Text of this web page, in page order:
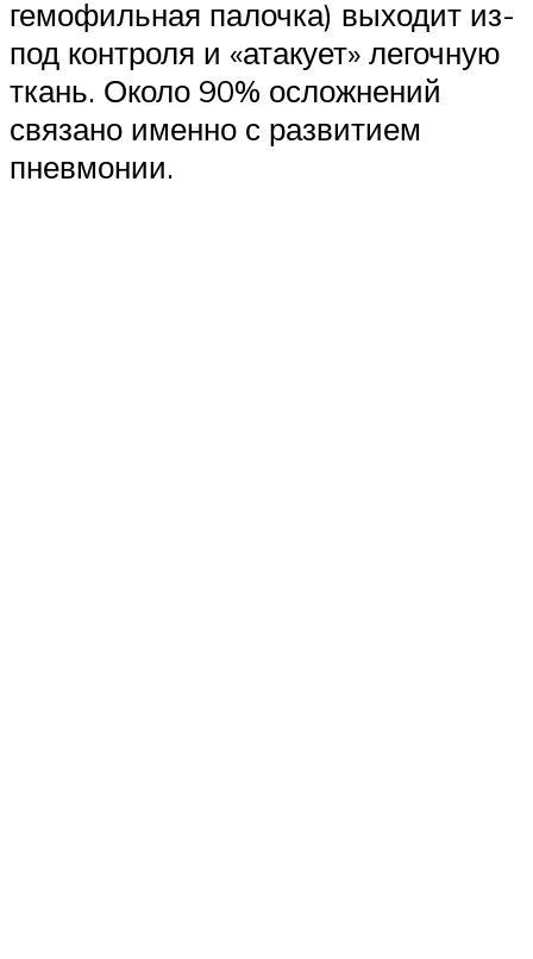
гемофильная палочка) выходит из-
под контроля и «атакует» легочную
ткань. Около 90% осложнений
связано именно с развитием
пневмонии.